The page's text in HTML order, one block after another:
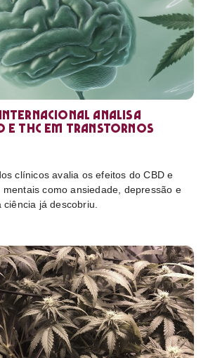
analisa
e THC em transtornos
clínicos avalia os efeitos do CBD e
como ansiedade, depressão e
já descobriu.